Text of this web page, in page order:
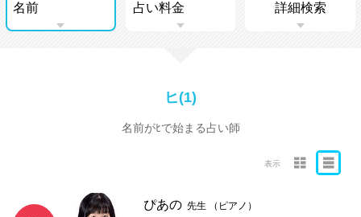
詳細検索
ヒ(1)
名前がﾋで始まる占い師
表示
ぴあの 先生 （ピアノ）